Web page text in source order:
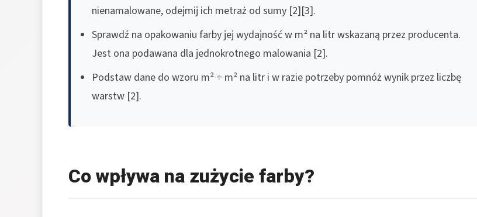
nienamalowane, odejmij ich metraż od sumy [2][3].
Sprawdź na opakowaniu farby jej wydajność w m² na litr wskazaną przez producenta.
Jest ona podawana dla jednokrotnego malowania [2].
Podstaw dane do wzoru m² ÷ m² na litr i w razie potrzeby pomnóż wynik przez liczbę
warstw [2].
Co wpływa na zużycie farby?